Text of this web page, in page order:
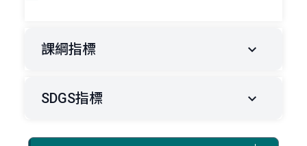
課綱指標
SDGS指標